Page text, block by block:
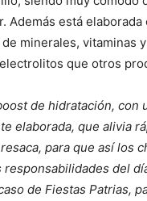
Además está elaborada
minerales, vitaminas
que otros
de hidratación, con
elaborada, que alivia
para que así los
responsabilidades del
de Fiestas Patrias,